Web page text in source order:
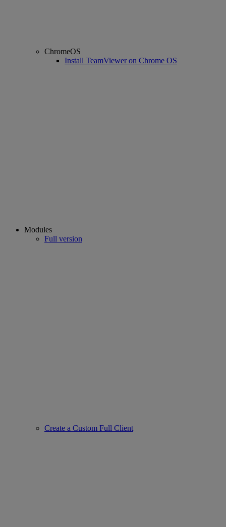
ChromeOS
Install TeamViewer on Chrome OS
Modules
Full version
Create a Custom Full Client